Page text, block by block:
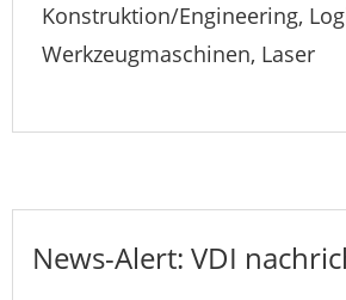
Konstruktion/Engineering,
Werkzeugmaschinen, Laser
News-Alert: VDI